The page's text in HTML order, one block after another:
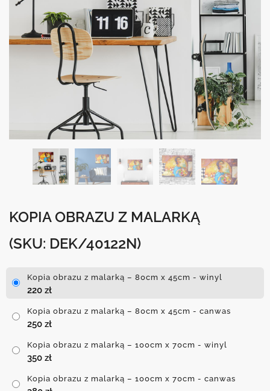
KOPIA OBRAZU Z MALARKĄ
(SKU: DEK/40122N)
Kopia obrazu z malarką – 80cm x 45cm - winyl
220 zł
Kopia obrazu z malarką – 80cm x 45cm - canwas
250 zł
Kopia obrazu z malarką – 100cm x 70cm - winyl
350 zł
Kopia obrazu z malarką – 100cm x 70cm - canwas